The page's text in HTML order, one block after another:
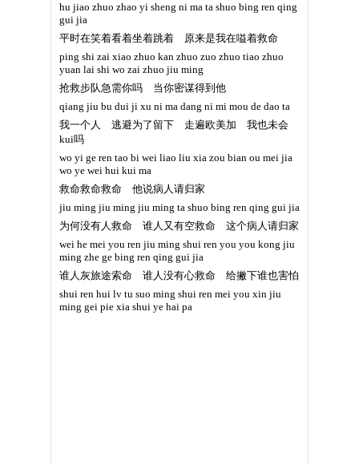
hu jiao zhuo zhao yi sheng ni ma ta shuo bing ren qing
gui jia
平时在笑着看着坐着跳着 原来是我在嗌着救命
ping shi zai xiao zhuo kan zhuo zuo zhuo tiao zhuo
yuan lai shi wo zai zhuo jiu ming
抢救步队急需你吗 当你密谋得到他
qiang jiu bu dui ji xu ni ma dang ni mi mou de dao ta
我一个人 逃避为了留下 走遍欧美加 我也未会
kui吗
wo yi ge ren tao bi wei liao liu xia zou bian ou mei jia
wo ye wei hui kui ma
救命救命救命 他说病人请归家
jiu ming jiu ming jiu ming ta shuo bing ren qing gui jia
为何没有人救命 谁人又有空救命 这个病人请归家
wei he mei you ren jiu ming shui ren you you kong jiu
ming zhe ge bing ren qing gui jia
谁人灰旅途索命 谁人没有心救命 给撇下谁也害怕
shui ren hui lv tu suo ming shui ren mei you xin jiu
ming gei pie xia shui ye hai pa